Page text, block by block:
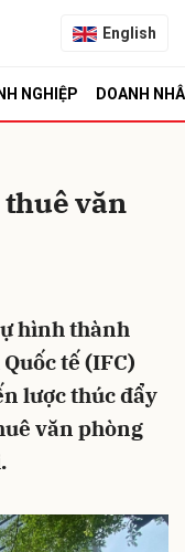
English
NGHIỆP DOANH
văn
hình thành
tế (IFC)
lược thúc đẩy
văn phòng
Hủy